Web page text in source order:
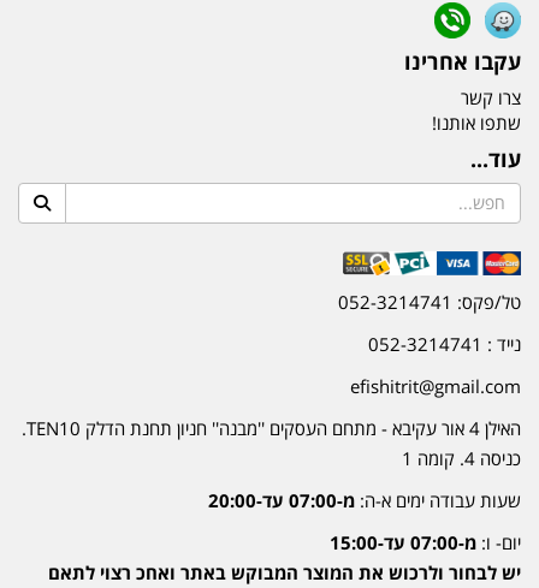
עקבו אחרינו
צרו קשר
שתפו אותנו!
עוד...
טל/פקס: 052-3214741
נייד : 052-3214741
efishitrit@gmail.com
האילן 4 אור עקיבא - מתחם העסקים ''מבנה'' חניון תחנת הדלק TEN10.
כניסה 4. קומה 1
שעות עבודה ימים א-ה: מ-07:00 עד-20:00
יום- ו: מ-07:00 עד-15:00
יש לבחור ולרכוש את המוצר המבוקש באתר ואחכ רצוי לתאם